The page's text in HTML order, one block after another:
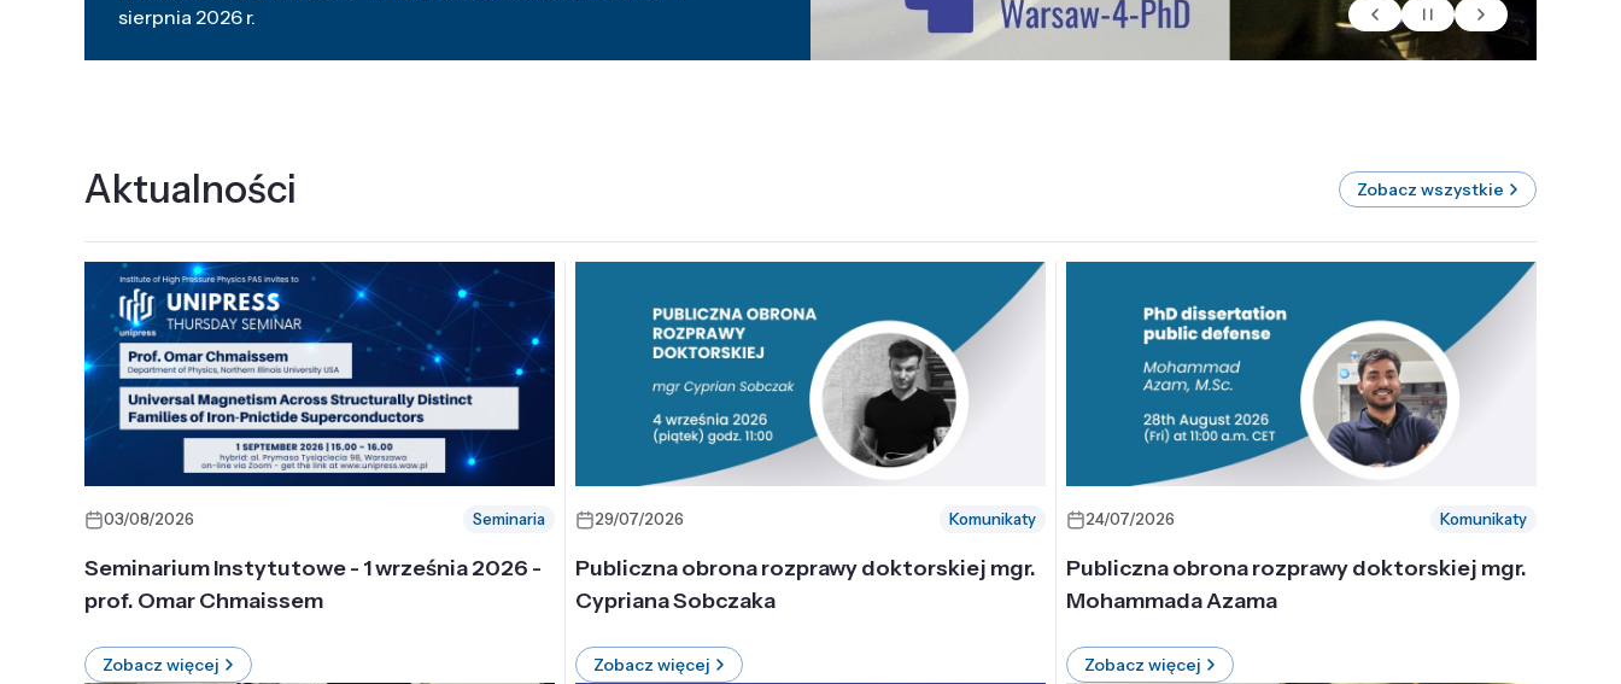
sierpnia 2026 r.
Aktualności Zobacz wszystkie
03/08/2026 Seminaria
Seminarium Instytutowe - 1 września 2026 -
prof. Omar Chmaissem
Zobacz więcej
29/07/2026 Komunikaty
Publiczna obrona rozprawy doktorskiej mgr.
Cypriana Sobczaka
Zobacz więcej
24/07/2026 Komunikaty
Publiczna obrona rozprawy doktorskiej mgr.
Mohammada Azama
Zobacz więcej